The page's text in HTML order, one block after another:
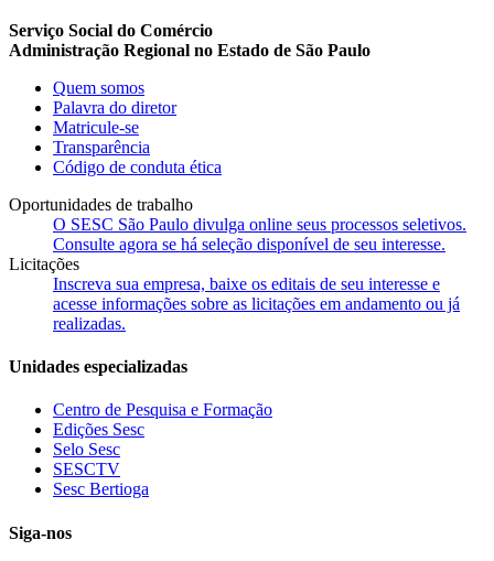
Serviço Social do Comércio
Administração Regional no Estado de São Paulo
Quem somos
Palavra do diretor
Matricule-se
Transparência
Código de conduta ética
Oportunidades de trabalho
O SESC São Paulo divulga online seus processos seletivos.
Consulte agora se há seleção disponível de seu interesse.
Licitações
Inscreva sua empresa, baixe os editais de seu interesse e
acesse informações sobre as licitações em andamento ou já
realizadas.
Unidades especializadas
Centro de Pesquisa e Formação
Edições Sesc
Selo Sesc
SESCTV
Sesc Bertioga
Siga-nos